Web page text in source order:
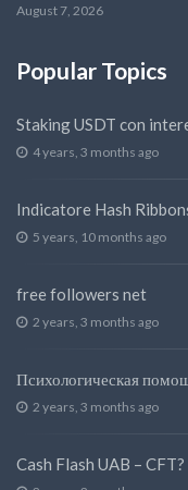
August 7, 2026
Popular Topics
Staking USDT con
4 years, 3 months ago
Indicatore Hash
5 years, 10 months ago
free followers net
2 years, 3 months ago
Психологическая
2 years, 3 months ago
Cash Flash UAB – CFT?